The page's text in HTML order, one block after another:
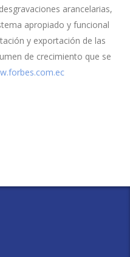
arancelarias,
apropiado y funcional
y exportación de las
de crecimiento que se